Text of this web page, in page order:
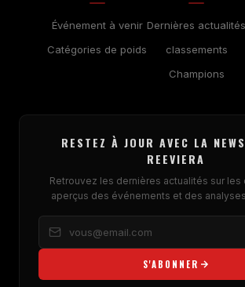
Événement à venir
Catégories de poids
Dernières actualités
classements
Champions
RESTEZ À JOUR AVEC LA
REEVIERA
Retrouvez les dernières actualités sur les
aperçus des événements et des
S'ABONNER